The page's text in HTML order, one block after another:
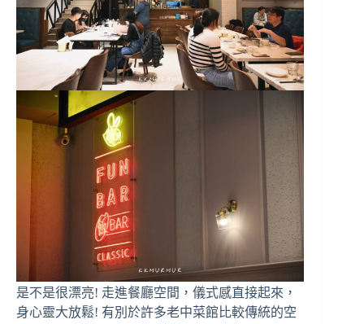
是不是很漂亮! 走進餐廳空間，儀式感直接起來，
身心靈大放鬆! 有別於許多老中菜館比較傳統的空